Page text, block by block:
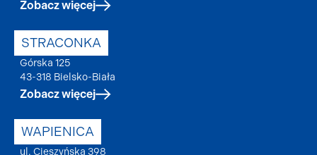
Zobacz więcej
STRACONKA
Górska 125
43-318 Bielsko-Biała
Zobacz więcej
WAPIENICA
ul. Cieszyńska 398